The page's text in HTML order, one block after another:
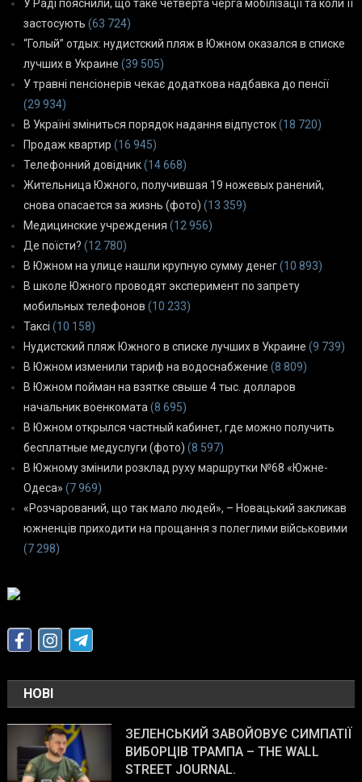
У Раді пояснили, що таке четверта черга мобілізації та коли її
застосують (63 724)
“Голый” отдых: нудистский пляж в Южном оказался в списке
лучших в Украине (39 505)
У травні пенсіонерів чекає додаткова надбавка до пенсії
(29 934)
В Україні зміниться порядок надання відпусток(18 720)
Продаж квартир (16 945)
Телефонний довідник(14 668)
Жительница Южного, получившая 19 ножевых ранений,
снова опасается за жизнь (фото) (13 359)
Медицинские учреждения (12 956)
Де поїсти? (12 780)
В Южном на улице нашли крупную сумму денег(10 893)
В школе Южного проводят эксперимент по запрету
мобильных телефонов (10 233)
Таксі (10 158)
Нудистский пляж Южного в списке лучших в Украине (9 739)
В Южном изменили тариф на водоснабжение (8 809)
В Южном пойман на взятке свыше 4 тыс. долларов
начальник военкомата (8 695)
В Южном открылся частный кабинет, где можно получить
бесплатные медуслуги (фото) (8 597)
В Южному змінили розклад руху маршрутки №68 «Южне-
Одеса» (7 969)
«Розчарований, що так мало людей», – Новацький закликав
южненців приходити на прощання з полеглими військовими
(7 298)
НОВІ
ЗЕЛЕНСЬКИЙ ЗАВОЙОВУЄ СИМПАТІЇ
ВИБОРЦІВ ТРАМПА – THE WALL
STREET JOURNAL.